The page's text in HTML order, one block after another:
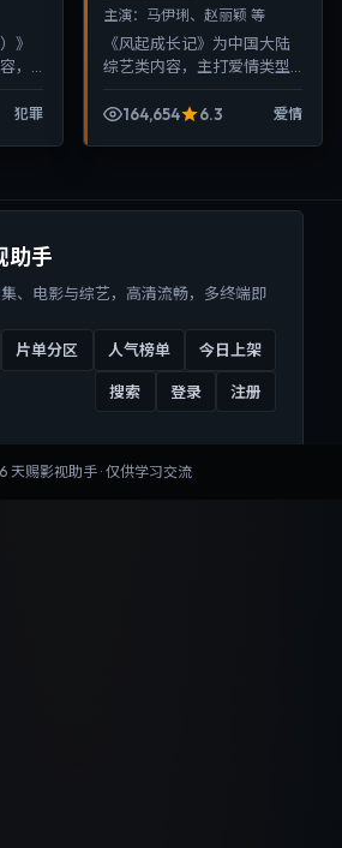
》
，
端
犯罪
主演： 马伊琍、赵丽颖 等
《风起成长记》为中国大陆
综艺类内容，主打爱情类型
晰，适合移动端与电视端随
164,654 6.3 爱情
助手
、电影与综艺，高清流畅，多终端即
片单分区 人气榜单 今日上架
搜索 登录 注册
天赐影视助手 · 仅供学习交流